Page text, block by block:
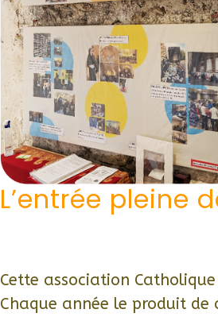
L’entrée pleine
Cette association
Chaque année le produit